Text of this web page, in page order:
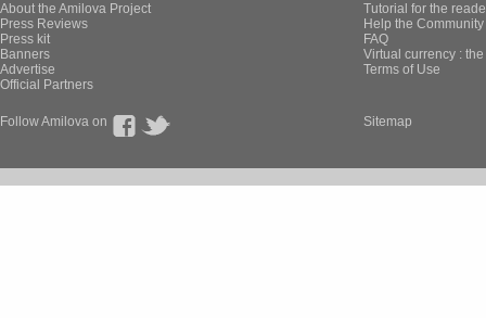
About the Amilova Project
Press Reviews
Press kit
Banners
Advertise
Official Partners
Tutorial for the
Help the
FAQ
Virtual currency :
Terms of Use
Follow Amilova on Sitemap